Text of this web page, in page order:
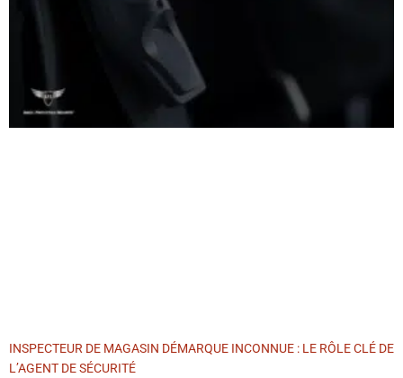
INSPECTEUR DE MAGASIN DÉMARQUE INCONNUE : LE RÔLE CLÉ DE
L’AGENT DE SÉCURITÉ